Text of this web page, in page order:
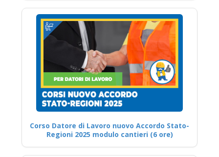
Corso Datore di Lavoro nuovo Accordo Stato-
Regioni 2025 modulo cantieri (6 ore)